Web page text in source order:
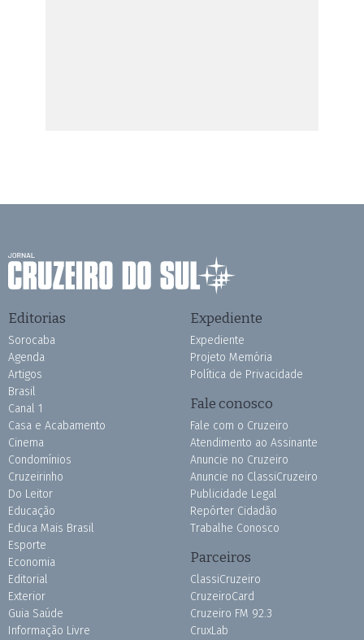
Editorias
Sorocaba
Agenda
Artigos
Brasil
Canal 1
Casa e Acabamento
Cinema
Condomínios
Cruzeirinho
Do Leitor
Educação
Educa Mais Brasil
Esporte
Economia
Editorial
Exterior
Guia Saúde
Informação Livre
Expediente
Expediente
Projeto Memória
Política de Privacidade
Fale conosco
Fale com o Cruzeiro
Atendimento ao Assinante
Anuncie no Cruzeiro
Anuncie no ClassiCruzeiro
Publicidade Legal
Repórter Cidadão
Trabalhe Conosco
Parceiros
ClassiCruzeiro
CruzeiroCard
Cruzeiro FM 92.3
CruxLab